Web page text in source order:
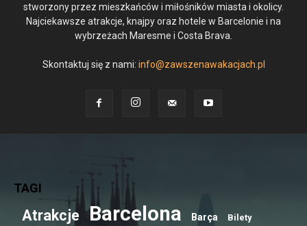
stworzony przez mieszkańców i miłośników miasta i okolicy.
Najciekawsze atrakcje, knajpy oraz hotele w Barcelonie i na
wybrzeżach Maresme i Costa Brava.
Skontaktuj się z nami: info@zawszenawakacjach.pl
TAGI
Atrakcje Barcelona Barça Bilety